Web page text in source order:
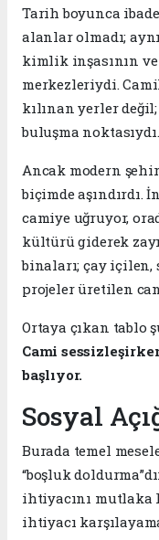
Tarih boyunca
alanlar olmadı;
kimlik inşasının
merkezleriydi.
kılınan yerler
buluşma noktasıydı.
Ancak modern
biçimde aşındırdı.
camiye uğruyor,
kültürü giderek
binaları; çay içilen,
projeler üretilen
Ortaya çıkan tablo
Cami
başlıyor.
Sosyal
Burada temel
“boşluk
ihtiyacını mutlaka
ihtiyacı